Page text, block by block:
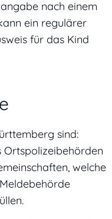
nach einem
ein regulärer
für das Kind
sind:
Ortspolizeibehörden
welche